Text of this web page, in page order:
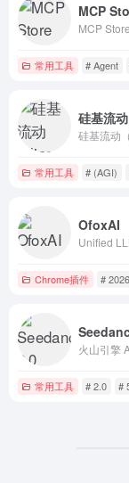
MCP
常用工具 # Agent
硅基流
常用工具 # (AGI)
OfoxAI
Chrome插件 # 2026
常用工具 # 2.0 #